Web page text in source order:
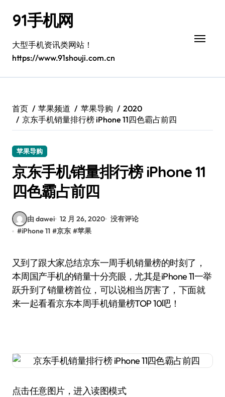
91手机网
大型手机资讯类网站！
https://www.91shouji.com.cn
首页 苹果频道 苹果导购
2020
京东手机销量排行榜 iPhone 11四色霸占前四
苹果导购
京东手机销量排行榜 iPhone 11
四色霸占前四
由 dawei 12 月 26, 2020 没有评论
#iPhone 11 #京东 #苹果
又到了跟大家总结京东一周手机销量榜的时刻了，
本周国产手机的销量十分亮眼，尤其是iPhone 11一举
跃升到了销量榜首位，可以说相当厉害了，下面就
来一起看看京东本周手机销量榜TOP 10吧！
点击任意图片，进入读图模式